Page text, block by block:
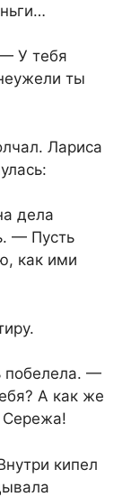
У тебя
ты
Лариса
дела
— Пусть
как ими
побелела. —
А как же
Сережа!
кипел